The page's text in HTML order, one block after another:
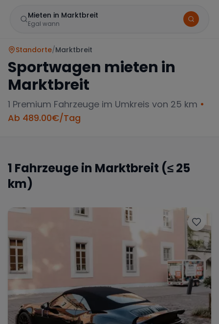
Mieten in Marktbreit
Egal wann
Ferrari
Jaguar
Zeitraum wählen
Standorte/Marktbreit
Sportwagen mieten in
Marktbreit
1 Premium Fahrzeuge im Umkreis von 25 km •
Ab 489.00€/Tag
1 Fahrzeuge in Marktbreit (≤ 25
km)